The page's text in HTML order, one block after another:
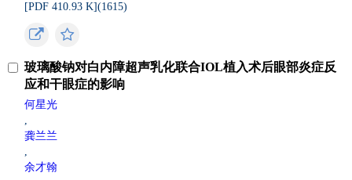
[PDF 410.93 K](1615)
玻璃酸钠对白内障超声乳化联合IOL植入术后眼部炎症反
应和干眼症的影响
何星光
,
龚兰兰
,
余才翰